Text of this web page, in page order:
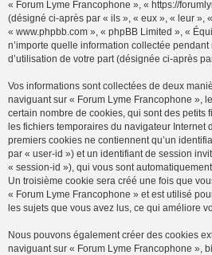
« Forum Lyme Francophone », « https://
(désigné ci-après par « ils », « eux », « leur »,
« www.phpbb.com », « phpBB Limited », «
n’importe quelle information collectée pendant
d’utilisation de votre part (désignée ci-après
Vos informations sont collectées de deux
naviguant sur « Forum Lyme Francophone »,
certain nombre de cookies, qui sont des petits
les fichiers temporaires du navigateur Internet
premiers cookies ne contiennent qu’un
par « user-id ») et un identifiant de session
« session-id »), qui vous sont
Un troisième cookie sera créé une fois que
« Forum Lyme Francophone » et est utilisé
les sujets que vous avez lus, ce qui améliore
Nous pouvons également créer des cookies
naviguant sur « Forum Lyme Francophone »,